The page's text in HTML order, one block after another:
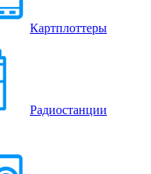
Картплоттеры
Радиостанции